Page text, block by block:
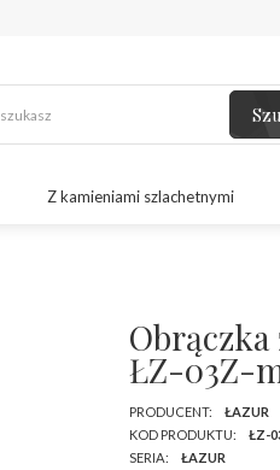
Z kamieniami szlachetnymi
Obrączka
ŁZ-03Z-
PRODUCENT:
ŁAZUR
KOD PRODUKTU:
ŁZ-
SERIA:
ŁAZUR